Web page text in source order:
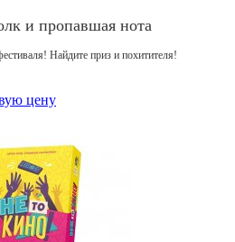
и пропавшая нота
Найдите приз и похитителя!
цену